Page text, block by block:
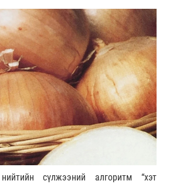
сүлжээний алгоритм “хэт